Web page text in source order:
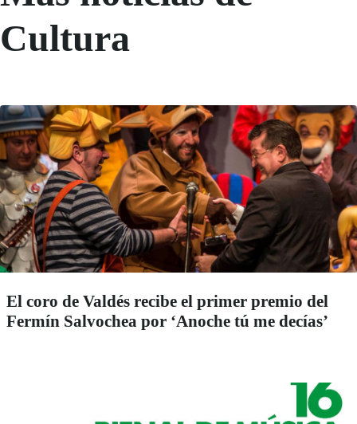
Cultura
El coro de Valdés recibe el primer premio del
Fermín Salvochea por ‘Anoche tú me decías’